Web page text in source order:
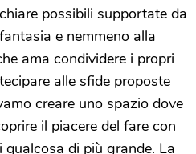
possibili supportate da
e nemmeno alla
ama condividere i propri
alle sfide proposte
creare uno spazio dove
il piacere del fare con
di più grande. La